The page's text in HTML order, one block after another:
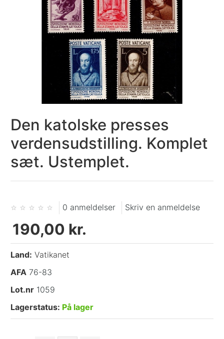
Den katolske presses
verdensudstilling. Komplet
sæt. Ustemplet.
0 anmeldelser Skriv en anmeldelse
190,00 kr.
Land: Vatikanet
AFA 76-83
Lot.nr 1059
Lagerstatus: På lager